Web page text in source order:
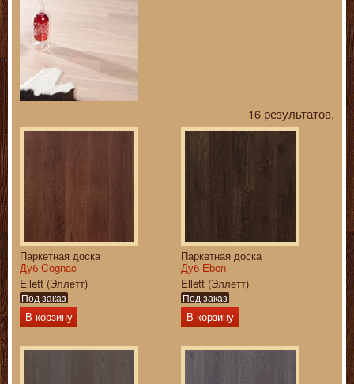
16 результатов.
Паркетная доска
Дуб Cognac
Ellett (Эллетт)
Под заказ
В корзину
Паркетная доска
Дуб Eben
Ellett (Эллетт)
Под заказ
В корзину